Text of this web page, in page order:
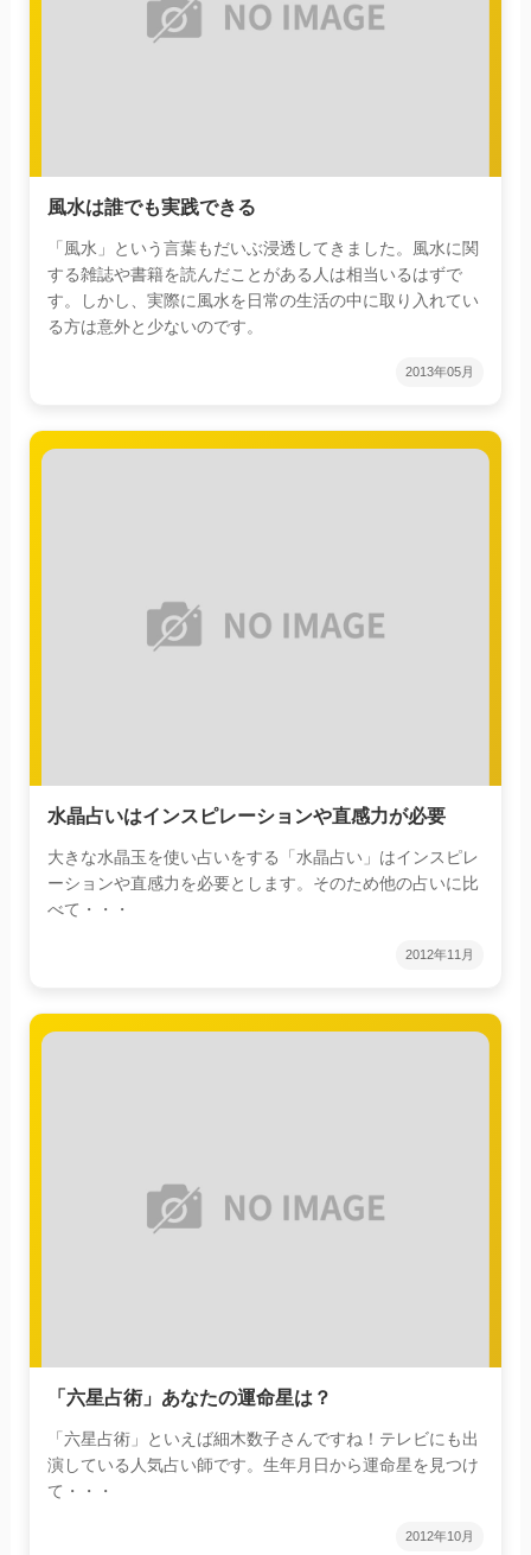
風水は誰でも実践できる
「風水」という言葉もだいぶ浸透してきました。風水に関
する雑誌や書籍を読んだことがある人は相当いるはずで
す。しかし、実際に風水を日常の生活の中に取り入れてい
る方は意外と少ないのです。
2013年05月
水晶占いはインスピレーションや直感力が必要
大きな水晶玉を使い占いをする「水晶占い」はインスピレ
ーションや直感力を必要とします。そのため他の占いに比
べて・・・
2012年11月
「六星占術」あなたの運命星は？
「六星占術」といえば細木数子さんですね！テレビにも出
演している人気占い師です。生年月日から運命星を見つけ
て・・・
2012年10月